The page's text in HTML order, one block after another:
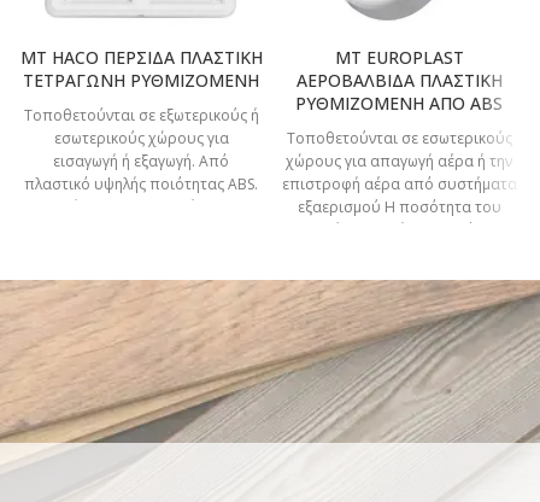
MT HACO ΠΕΡΣΙΔΑ ΠΛΑΣΤΙΚΗ
ΤΕΤΡΑΓΩΝΗ ΡΥΘΜΙΖΟΜΕΝΗ
Τοποθετούνται σε εξωτερικούς ή
εσωτερικούς χώρους για
εισαγωγή ή εξαγωγή. Από
πλαστικό υψηλής ποιότητας ABS.
Αντοχή στην ακτινοβολία UV. Με
MT EUROPLAST
ΑΕΡΟΒΑΛΒΙΔΑ ΠΛΑΣΤΙΚΗ
ΡΥΘΜΙΖΟΜΕΝΗ ΑΠΟ ABS
Τοποθετούνται σε εσωτερικούς
χώρους για απαγωγή αέρα ή την
επιστροφή αέρα από συστήματα
εξαερισμού Η ποσότητα του
αέρα ρυθμίζεται από